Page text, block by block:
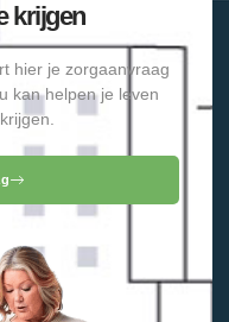
krijgen
hier je zorgaanvraag
kan helpen je leven